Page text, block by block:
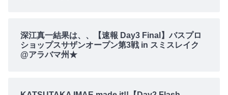
深江真一結果は、、【速報 Day3 Final】バスプロ
ショップスサザンオープン第3戦 in スミスレイク
@アラバマ州★